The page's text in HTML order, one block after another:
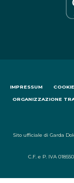
IMPRESSUM
ORGANIZZAZIONE
Sito ufficiale di Garda
C.F. e P. IVA